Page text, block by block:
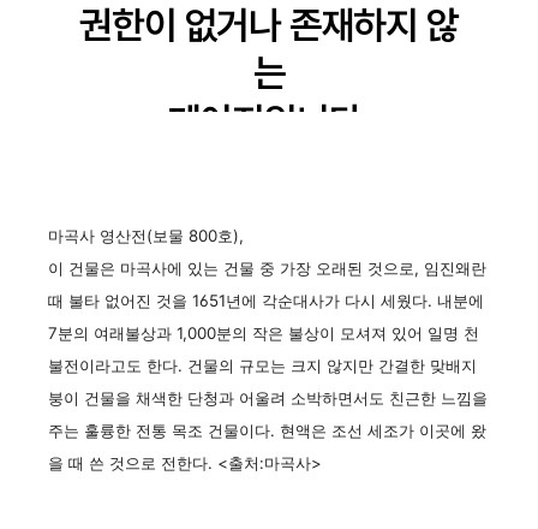
마곡사 영산전(보물 800호),
이 건물은 마곡사에 있는 건물 중 가장 오래된 것으로, 임진왜란
때 불타 없어진 것을 1651년에 각순대사가 다시 세웠다. 내분에
7분의 여래불상과 1,000분의 작은 불상이 모셔져 있어 일명 천
불전이라고도 한다. 건물의 규모는 크지 않지만 간결한 맞배지
붕이 건물을 채색한 단청과 어울려 소박하면서도 친근한 느낌을
주는 훌륭한 전통 목조 건물이다. 현액은 조선 세조가 이곳에 왔
을 때 쓴 것으로 전한다. <출처:마곡사>